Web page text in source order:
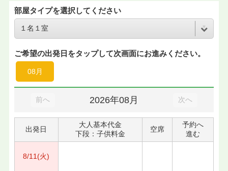
部屋タイプを選択してください
ご希望の出発日をタップして次画面にお進みください。
08月
前へ 2026年08月 次へ
出発日
大人基本代金
下段：子供料金
空席
予約へ
進む
8/11(火)